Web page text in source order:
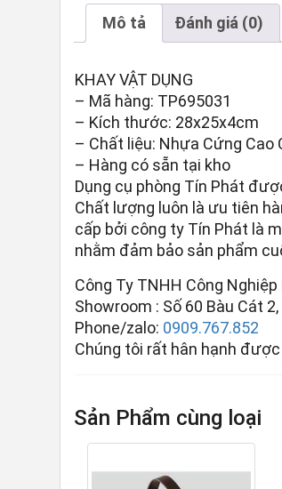
Mô tả Đánh giá (0)
KHAY VẬT DỤNG
– Mã hàng: TP695031
– Kích thước: 28x25x4cm
– Chất liệu: Nhựa Cứng Cao
– Hàng có sẵn tại kho
Dụng cụ phòng Tín Phát
Chất lượng luôn là ưu tiên
cấp bởi công ty Tín Phát là
nhằm đảm bảo sản phẩm
Công Ty TNHH Công
Showroom : Số 60 Bàu Cát
Phone/zalo: 0909.767.852
Chúng tôi rất hân hạnh
Sản Phẩm cùng loại